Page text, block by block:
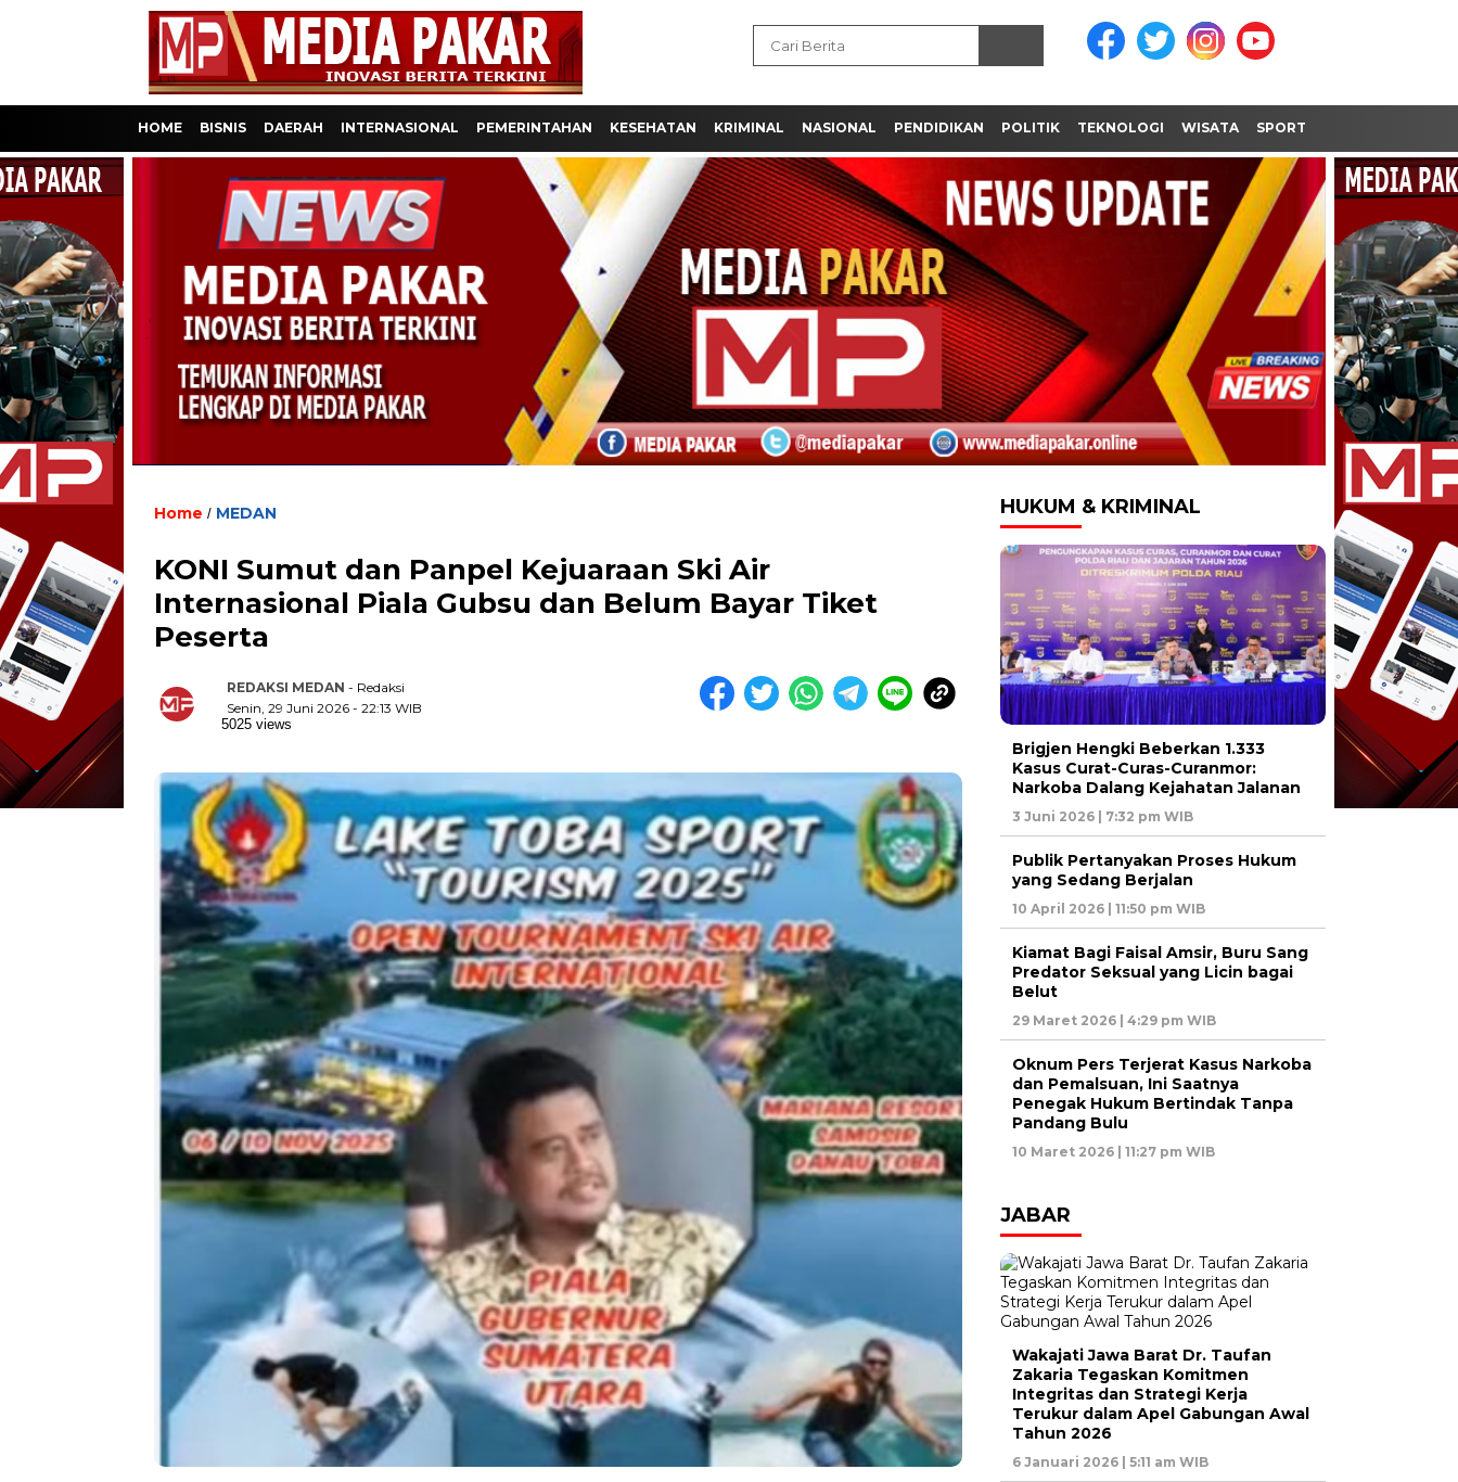
HOME BISNIS DAERAH INTERNASIONAL PEMERINTAHAN KESEHATAN KRIMINAL NASIONAL PENDIDIKAN POLITIK TEKNOLOGI WISATA SPORT
Home / MEDAN
KONI Sumut dan Panpel Kejuaraan Ski Air
Internasional Piala Gubsu dan Belum Bayar Tiket
Peserta
REDAKSI MEDAN - Redaksi
Senin, 29 Juni 2026 - 22:13 WIB
5025 views
HUKUM & KRIMINAL
Brigjen Hengki Beberkan 1.333
Kasus Curat-Curas-Curanmor:
Narkoba Dalang Kejahatan Jalanan
3 Juni 2026 | 7:32 pm WIB
Publik Pertanyakan Proses Hukum
yang Sedang Berjalan
10 April 2026 | 11:50 pm WIB
Kiamat Bagi Faisal Amsir, Buru Sang
Predator Seksual yang Licin bagai
Belut
29 Maret 2026 | 4:29 pm WIB
Oknum Pers Terjerat Kasus Narkoba
dan Pemalsuan, Ini Saatnya
Penegak Hukum Bertindak Tanpa
Pandang Bulu
10 Maret 2026 | 11:27 pm WIB
JABAR
Wakajati Jawa Barat Dr. Taufan
Zakaria Tegaskan Komitmen
Integritas dan Strategi Kerja
Terukur dalam Apel Gabungan Awal
Tahun 2026
6 Januari 2026 | 5:11 am WIB